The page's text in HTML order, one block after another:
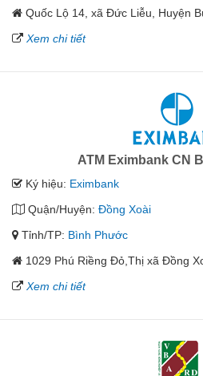
Quốc Lộ 14, xã Đức Liễu, Huyện
Xem chi tiết
ATM Eximbank CN
Ký hiệu: Eximbank
Quận/Huyện: Đồng Xoài
Tỉnh/TP: Bình Phước
1029 Phú Riềng Đỏ,Thị xã Đồng
Xem chi tiết